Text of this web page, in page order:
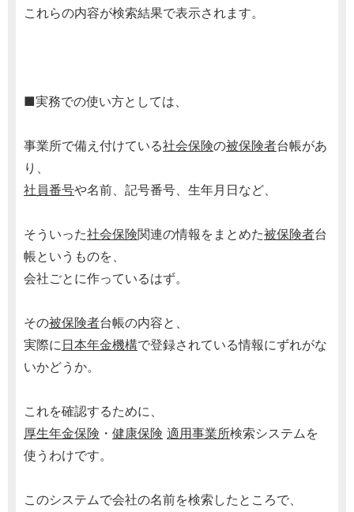
これらの内容が検索結果で表示されます。
■実務での使い方としては、
事業所で備え付けている社会保険の被保険者台帳があ
り、
社員番号や名前、記号番号、生年月日など、
そういった社会保険関連の情報をまとめた被保険者台
帳というものを、
会社ごとに作っているはず。
その被保険者台帳の内容と、
実際に日本年金機構で登録されている情報にずれがな
いかどうか。
これを確認するために、
厚生年金保険 ・ 健康保険 適用事業所検索システムを
使うわけです。
このシステムで会社の名前を検索したところで、